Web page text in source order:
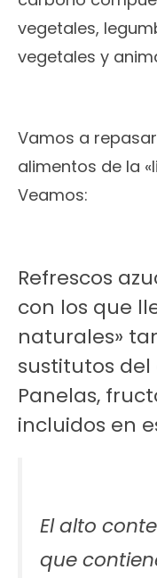
vegetales,
vegetales y
Vamos a
alimentos de la
Veamos:
Refrescos
con los que
naturales»
sustitutos
Panelas,
incluidos en
El alto
que